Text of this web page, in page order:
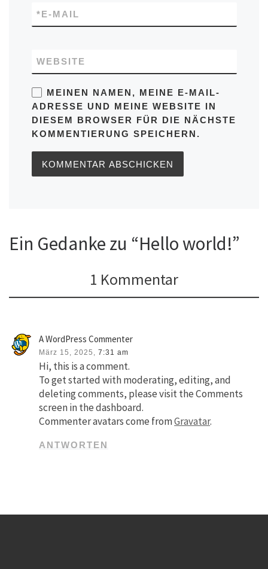
E-MAIL
*
WEBSITE
MEINEN NAMEN, MEINE E-MAIL-
ADRESSE UND MEINE WEBSITE IN
DIESEM BROWSER FÜR DIE NÄCHSTE
KOMMENTIERUNG SPEICHERN.
Ein Gedanke zu “Hello world!”
1 Kommentar
A WordPress Commenter
März 15, 2025, 7:31 am
Hi, this is a comment.
To get started with moderating, editing, and
deleting comments, please visit the Comments
screen in the dashboard.
Commenter avatars come fromGravatar.
ANTWORTEN